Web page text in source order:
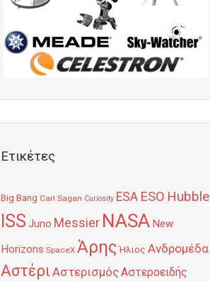
Ετικέτες
Big Bang Carl Sagan Curiosity ESA ESO Hubble
ISS Juno Messier NASA New
Horizons SpaceX Άρης Ήλιος Ανδρομέδα
Αστέρι ΑστερισμόςΑστεροειδής